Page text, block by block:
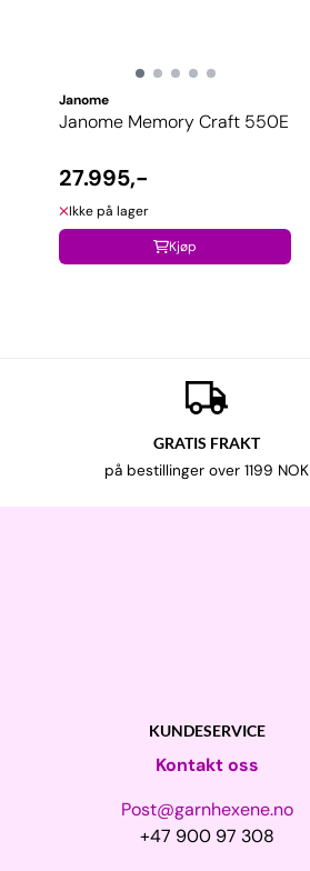
Janome
Janome Memory Craft 550E
27.995,-
Ikke på lager
Kjøp
GRATIS FRAKT
på bestillinger over 1199 NOK
KUNDESERVICE
Kontakt oss
Post@garnhexene.no
+47 900 97 308